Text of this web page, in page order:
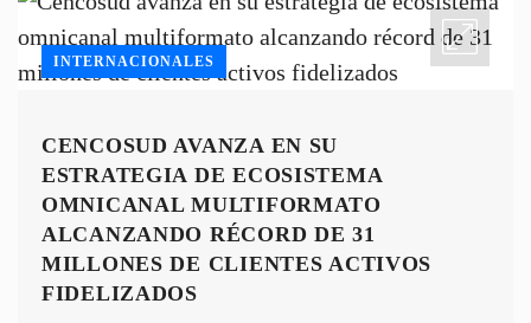
INTERNACIONALES
CENCOSUD AVANZA EN SU
ESTRATEGIA DE ECOSISTEMA
OMNICANAL MULTIFORMATO
ALCANZANDO RÉCORD DE 31
MILLONES DE CLIENTES ACTIVOS
FIDELIZADOS